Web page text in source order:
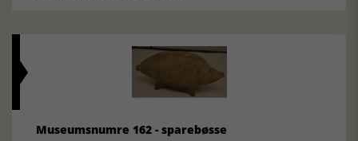
Museumsnumre 162 - sparebøsse